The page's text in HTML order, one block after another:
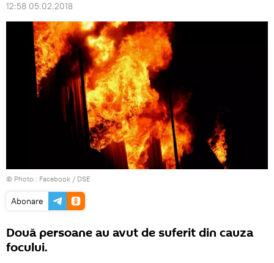
12:58 05.02.2018
© Photo : Facebook / DSE
Abonare
Două persoane au avut de suferit din cauza
focului.